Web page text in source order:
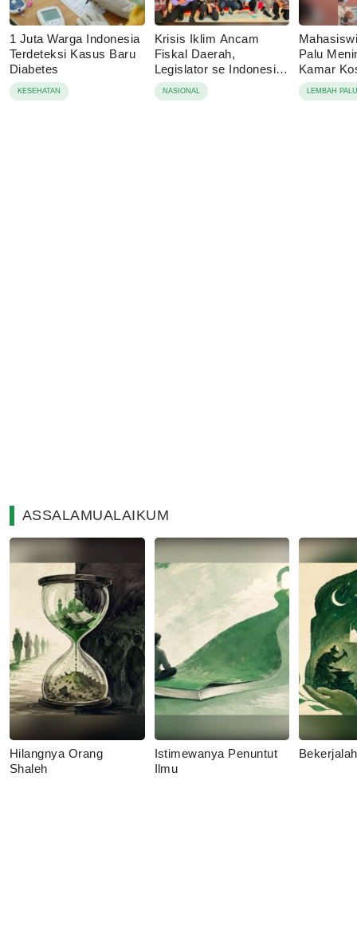
1 Juta Warga Indonesia
Terdeteksi Kasus Baru
Diabetes
KESEHATAN
Krisis Iklim Ancam
Fiskal Daerah,
Legislator se Indonesia
Dorong APBD Berbasis
Ketahanan Lingkungan
NASIONAL
Palu
Kamar
Tolak
LEMBAH PALU
ASSALAMUALAIKUM
Hilangnya Orang
Shaleh
Istimewanya Penuntut
Ilmu
Bekerjalah